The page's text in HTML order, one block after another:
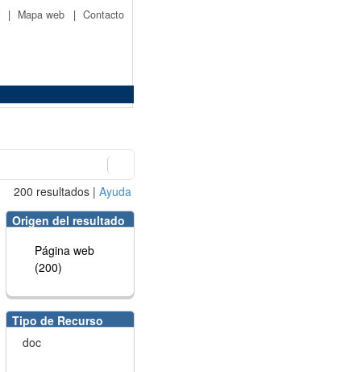
| Mapa web | Contacto
200 resultados | Ayuda
Origen del resultado
Página web
(200)
Tipo de Recurso
doc